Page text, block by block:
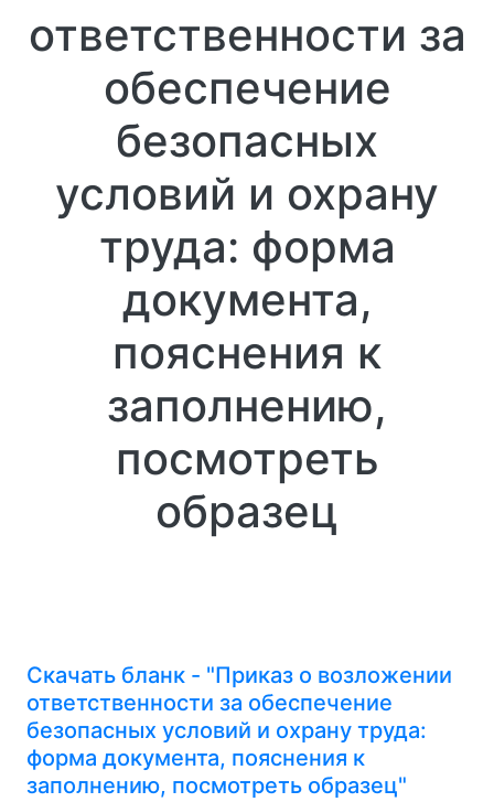
ответственности за
обеспечение
безопасных
условий и охрану
труда: форма
документа,
пояснения к
заполнению,
посмотреть
образец
Скачать бланк - "Приказ о возложении
ответственности за обеспечение
безопасных условий и охрану труда:
форма документа, пояснения к
заполнению, посмотреть образец"